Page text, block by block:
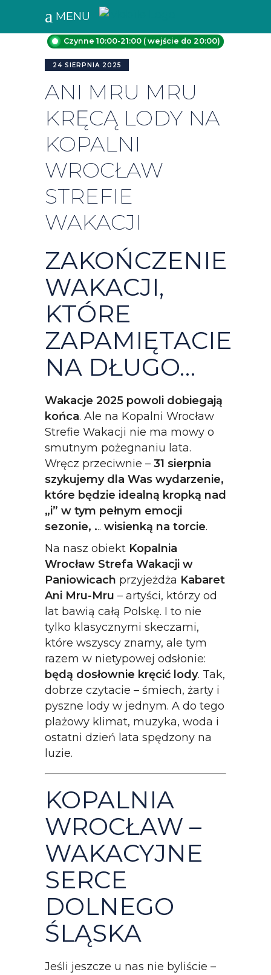
Czynne 10:00-21:00 ( wejście do 20:00)
MENU
24 SIERPNIA 2025
ANI MRU MRU
KRĘCĄ LODY NA
KOPALNI
WROCŁAW
STREFIE
WAKACJI
ZAKOŃCZENIE
WAKACJI,
KTÓRE
ZAPAMIĘTACIE
NA DŁUGO…
Wakacje 2025 powoli dobiegają
końca. Ale na Kopalni Wrocław
Strefie Wakacji nie ma mowy o
smutnym pożegnaniu lata.
Wręcz przeciwnie – 31 sierpnia
szykujemy dla Was wydarzenie,
które będzie idealną kropką nad
„i” w tym pełnym emocji
sezonie, ... wisienką na torcie.
Na nasz obiekt Kopalnia
Wrocław Strefa Wakacji w
Paniowicach przyjeżdża Kabaret
Ani Mru-Mru – artyści, którzy od
lat bawią całą Polskę. I to nie
tylko klasycznymi skeczami,
które wszyscy znamy, ale tym
razem w nietypowej odsłonie:
będą dosłownie kręcić lody. Tak,
dobrze czytacie – śmiech, żarty i
pyszne lody w jednym. A do tego
plażowy klimat, muzyka, woda i
ostatni dzień lata spędzony na
luzie.
KOPALNIA
WROCŁAW –
WAKACYJNE
SERCE
DOLNEGO
ŚLĄSKA
Jeśli jeszcze u nas nie byliście –